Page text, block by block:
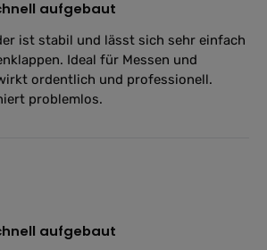
aufgebaut
ist stabil und lässt sich sehr einfach
Ideal für Messen und
ordentlich und professionell.
problemlos.
5 Sternenaufgebaut